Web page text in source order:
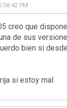
PM
creo que
de sus
bien si
si estoy mal